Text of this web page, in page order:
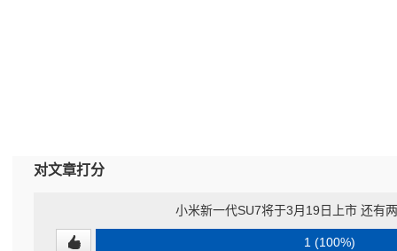
对文章打分
小米新一代SU7将于3月19日上市 还有
1 (100%)